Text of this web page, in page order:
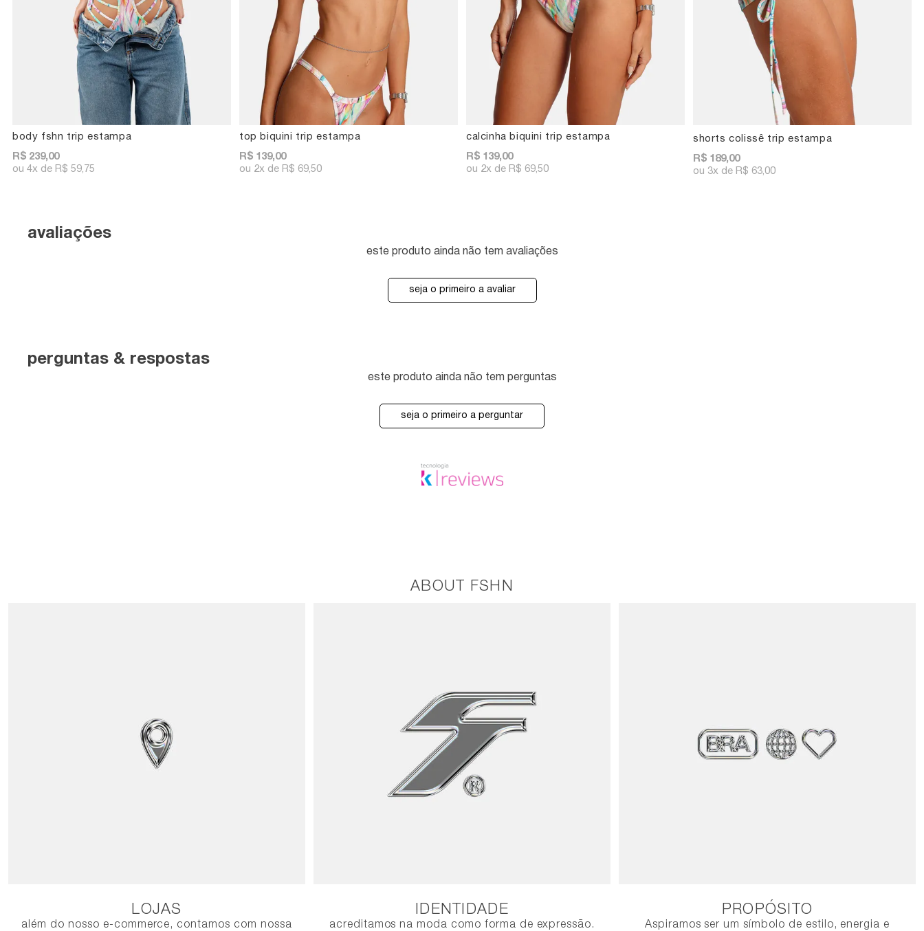
body fshn trip estampa
R$ 239,00
4x R$ 59,75
top biquini trip estampa
R$ 139,00
2x R$ 69,50
calcinha biquini trip estampa
R$ 139,00
2x R$ 69,50
shorts colissê trip estampa
R$ 189,00
3x R$ 63,00
avaliações
este produto ainda não tem avaliações
seja o primeiro a avaliar
perguntas & respostas
este produto ainda não tem perguntas
seja o primeiro a perguntar
ABOUT FSHN
LOJAS
além do nosso e-commerce, contamos com nossa
IDENTIDADE
acreditamos na moda como forma de expressão.
PROPÓSITO
Aspiramos ser um símbolo de estilo, energia e